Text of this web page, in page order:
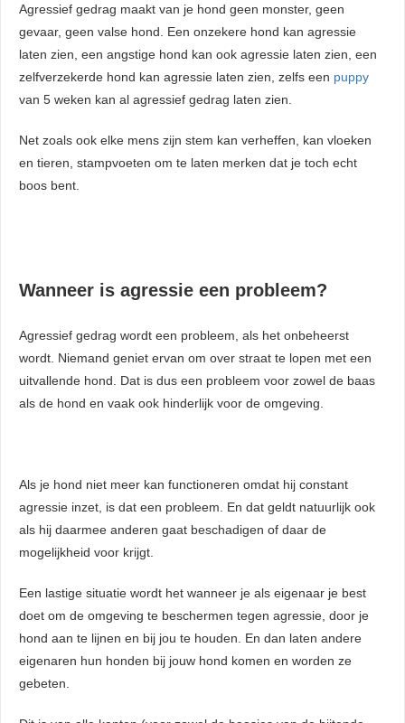
Agressief gedrag maakt van je hond geen monster, geen
gevaar, geen valse hond. Een onzekere hond kan agressie
laten zien, een angstige hond kan ook agressie laten zien, een
zelfverzekerde hond kan agressie laten zien, zelfs een puppy
van 5 weken kan al agressief gedrag laten zien.
Net zoals ook elke mens zijn stem kan verheffen, kan vloeken
en tieren, stampvoeten om te laten merken dat je toch echt
boos bent.
Wanneer is agressie een probleem?
Agressief gedrag wordt een probleem, als het onbeheerst
wordt. Niemand geniet ervan om over straat te lopen met een
uitvallende hond. Dat is dus een probleem voor zowel de baas
als de hond en vaak ook hinderlijk voor de omgeving.
Als je hond niet meer kan functioneren omdat hij constant
agressie inzet, is dat een probleem. En dat geldt natuurlijk ook
als hij daarmee anderen gaat beschadigen of daar de
mogelijkheid voor krijgt.
Een lastige situatie wordt het wanneer je als eigenaar je best
doet om de omgeving te beschermen tegen agressie, door je
hond aan te lijnen en bij jou te houden. En dan laten andere
eigenaren hun honden bij jouw hond komen en worden ze
gebeten.